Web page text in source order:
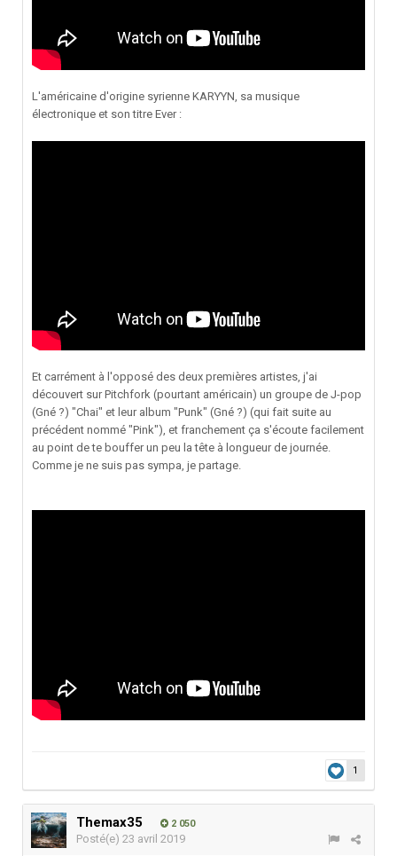
L'américaine d'origine syrienne KARYYN, sa musique
électronique et son titre Ever :
Et carrément à l'opposé des deux premières artistes, j'ai
découvert sur Pitchfork (pourtant américain) un groupe de J-pop
(Gné ?) "Chai" et leur album "Punk" (Gné ?) (qui fait suite au
précédent nommé "Pink"), et franchement ça s'écoute facilement
au point de te bouffer un peu la tête à longueur de journée.
Comme je ne suis pas sympa, je partage.
1
Themax35 2 050
Posté(e) 23 avril 2019